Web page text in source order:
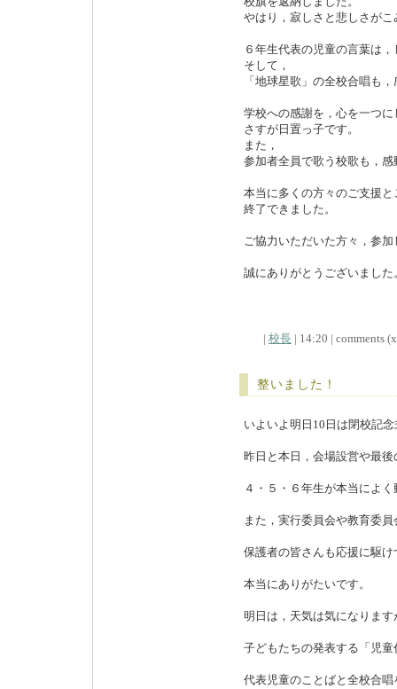
やはり，寂しさと悲しさが
６年生代表の児童の言葉は
そして，
「地球星歌」の全校合唱も
学校への感謝を，心を一つ
さすが日置っ子です。
また，
参加者全員で歌う校歌も，感
本当に多くの方々のご支援
終了できました。
ご協力いただいた方々，参
誠にありがとうございました
| 校長 | 14:20 | comments
整いました！
いよいよ明日10日は閉校記
昨日と本日，会場設営や最
４・５・６年生が本当によ
また，実行委員会や教育委
保護者の皆さんも応援に駆
本当にありがたいです。
明日は，天気は気になりま
子どもたちの発表する「児
代表児童のことばと全校合